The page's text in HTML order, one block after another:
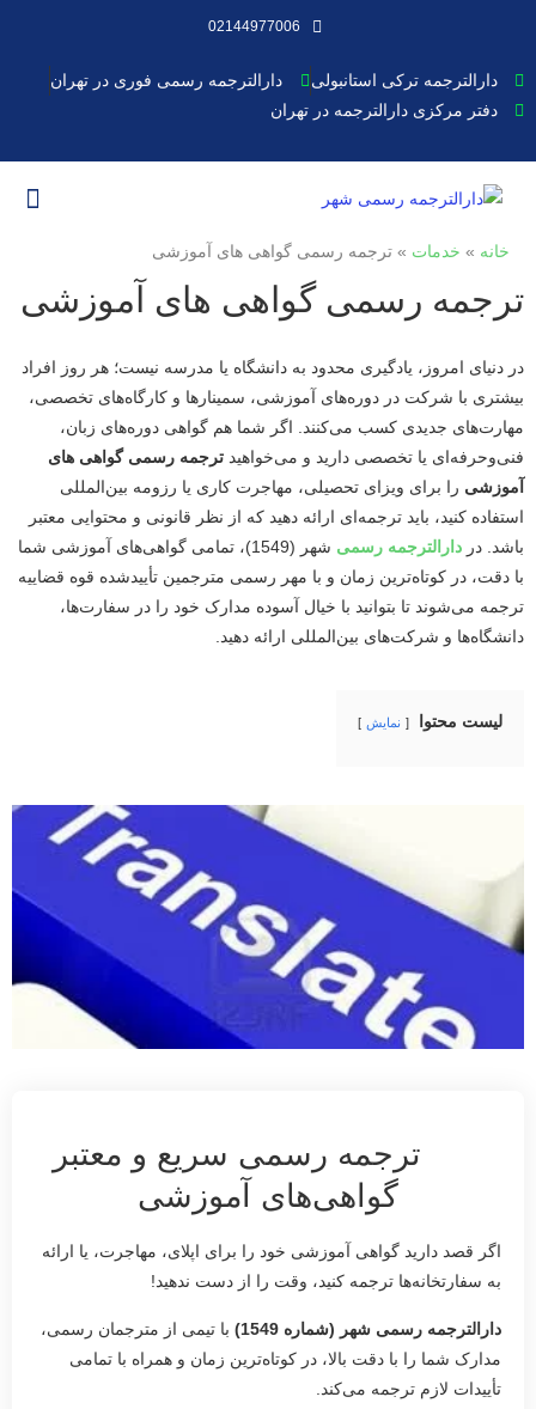
02144977006
دارالترجمه ترکی استانبولی
دارالترجمه رسمی فوری در تهران
دفتر مرکزی دارالترجمه در تهران
خانه » خدمات »ترجمه رسمی گواهی های آموزشی
ترجمه رسمی گواهی های آموزشی
در دنیای امروز، یادگیری محدود به دانشگاه یا مدرسه نیست؛ هر روز افراد
بیشتری با شرکت در دوره‌های آموزشی، سمینارها و کارگاه‌های تخصصی،
مهارت‌های جدیدی کسب می‌کنند. اگر شما هم گواهی دوره‌های زبان،
فنی‌وحرفه‌ای یا تخصصی دارید و می‌خواهید ترجمه رسمی گواهی های
آموزشی را برای ویزای تحصیلی، مهاجرت کاری یا رزومه بین‌المللی
استفاده کنید، باید ترجمه‌ای ارائه دهید که از نظر قانونی و محتوایی معتبر
باشد. در دارالترجمه رسمی
شهر (1549)، تمامی گواهی‌های آموزشی شما
با دقت، در کوتاه‌ترین زمان و با مهر رسمی مترجمین تأییدشده قوه قضاییه
ترجمه می‌شوند تا بتوانید با خیال آسوده مدارک خود را در سفارت‌ها،
دانشگاه‌ها و شرکت‌های بین‌المللی ارائه دهید.
لیست محتوا نمایش
ترجمه رسمی سریع و معتبر
گواهی‌های آموزشی
اگر قصد دارید گواهی آموزشی خود را برای اپلای، مهاجرت، یا ارائه
به سفارتخانه‌ها ترجمه کنید، وقت را از دست ندهید!
دارالترجمه رسمی شهر (شماره 1549)
با تیمی از مترجمان رسمی،
مدارک شما را با دقت بالا، در کوتاه‌ترین زمان و همراه با تمامی
تأییدات لازم ترجمه می‌کند.